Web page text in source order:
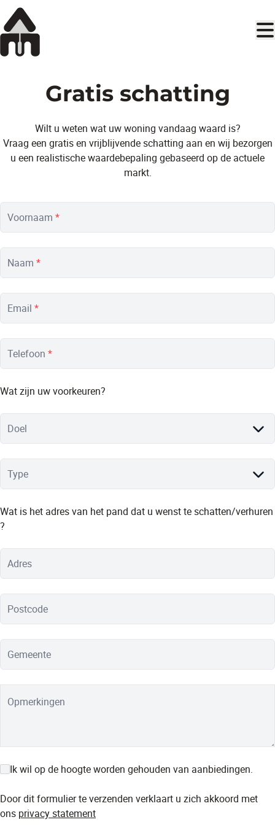
Ga naar hoofdinhoud
Gratis schatting
Wilt u weten wat uw woning vandaag waard is?
Vraag een gratis en vrijblijvende schatting aan en wij bezorgen
u een realistische waardebepaling gebaseerd op de actuele
markt.
Voornaam *
Naam *
Email *
Telefoon *
Wat zijn uw voorkeuren?
Doel
Type
Wat is het adres van het pand dat u wenst te schatten/verhuren
?
Adres
Postcode
Gemeente
Opmerkingen
Ik wil op de hoogte worden gehouden van aanbiedingen.
Door dit formulier te verzenden verklaart u zich akkoord met
ons privacy statement